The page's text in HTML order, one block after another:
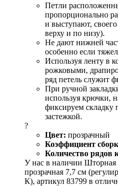
Петли
пропорционально
и выступают,
верху и по низу).
Не дают нижней
особенно если
Используя ленту в
рожковыми,
ряд петель служит
При ручной
используя крючки,
фиксируем складку
застежкой.
?
Цвет: прозрачный
Коэффициент
Количество рядов
У нас в наличии Шторная
прозрачная 7,7 см
К), артикул 83799 в